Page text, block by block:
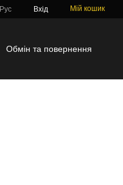
Рус Вхід Мій кошик
Обмін та повернення